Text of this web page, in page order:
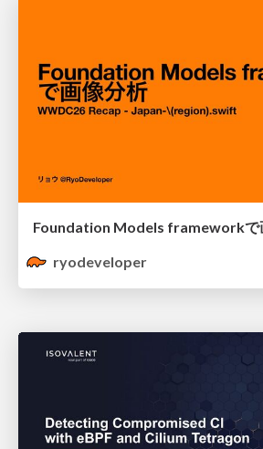
Foundation Models frameworkで
ryodeveloper